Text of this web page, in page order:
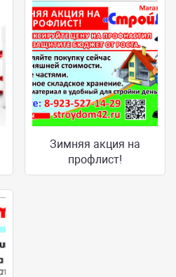
Зимняя акция на
профлист!